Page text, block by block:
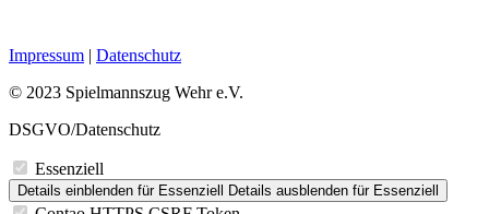
Impressum | Datenschutz
© 2023 Spielmannszug Wehr e.V.
DSGVO/Datenschutz
Essenziell
Details einblenden für Essenziell Details ausblenden für Essenziell